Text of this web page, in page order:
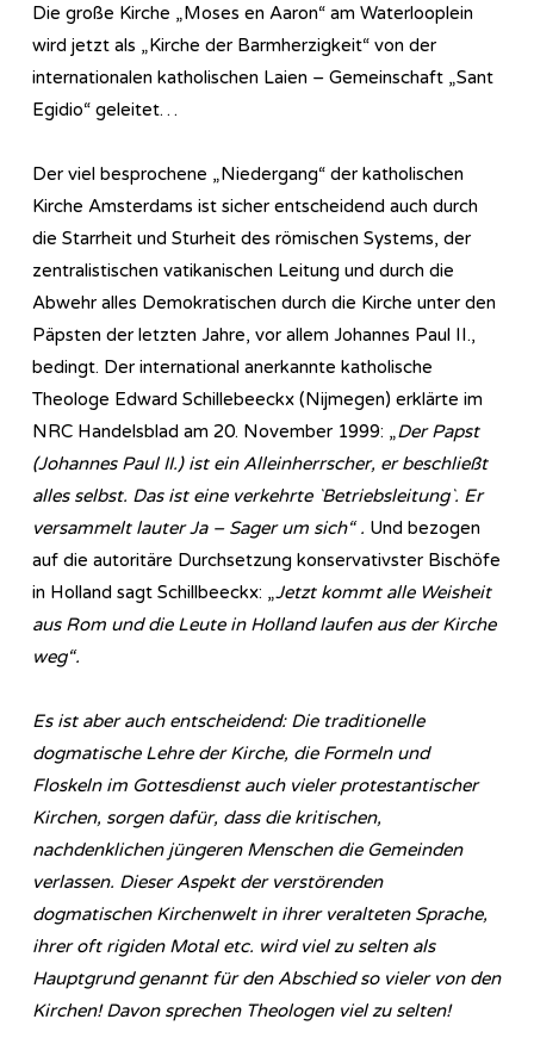
Die große Kirche „Moses en Aaron“ am Waterlooplein
wird jetzt als „Kirche der Barmherzigkeit“ von der
internationalen katholischen Laien – Gemeinschaft „Sant
Egidio“ geleitet…
Der viel besprochene „Niedergang“ der katholischen
Kirche Amsterdams ist sicher entscheidend auch durch
die Starrheit und Sturheit des römischen Systems, der
zentralistischen vatikanischen Leitung und durch die
Abwehr alles Demokratischen durch die Kirche unter den
Päpsten der letzten Jahre, vor allem Johannes Paul II.,
bedingt. Der international anerkannte katholische
Theologe Edward Schillebeeckx (Nijmegen) erklärte im
NRC Handelsblad am 20. November 1999: „Der Papst
(Johannes Paul II.) ist ein Alleinherrscher, er beschließt
alles selbst. Das ist eine verkehrte `Betriebsleitung`. Er
versammelt lauter Ja – Sager um sich“ . Und bezogen
auf die autoritäre Durchsetzung konservativster Bischöfe
in Holland sagt Schillbeeckx: „Jetzt kommt alle Weisheit
aus Rom und die Leute in Holland laufen aus der Kirche
weg“.
Es ist aber auch entscheidend: Die traditionelle
dogmatische Lehre der Kirche, die Formeln und
Floskeln im Gottesdienst auch vieler protestantischer
Kirchen, sorgen dafür, dass die kritischen,
nachdenklichen jüngeren Menschen die Gemeinden
verlassen. Dieser Aspekt der verstörenden
dogmatischen Kirchenwelt in ihrer veralteten Sprache,
ihrer oft rigiden Motal etc. wird viel zu selten als
Hauptgrund genannt für den Abschied so vieler von den
Kirchen! Davon sprechen Theologen viel zu selten!